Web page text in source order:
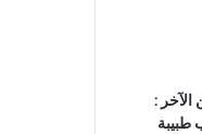
:
طبيبة